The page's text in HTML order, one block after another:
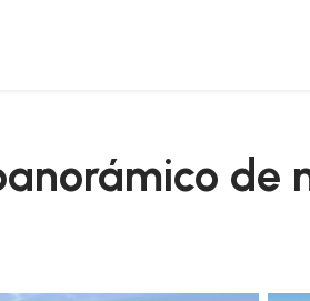
de